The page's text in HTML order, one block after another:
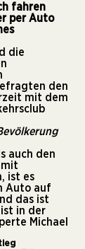
fahren
per Auto
die
den
mit dem
auch den
ist es
Auto auf
das ist
in der
Michael